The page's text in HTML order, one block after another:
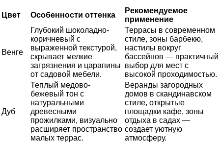
Цвет Особенности оттенка
Рекомендуемое
применение
Венге
Глубокий шоколадно-
коричневый с
выраженной текстурой,
скрывает мелкие
загрязнения и царапины
от садовой мебели.
Террасы в современном
стиле, зоны барбекю,
настилы вокруг
бассейнов — практичный
выбор для мест с
высокой проходимостью.
Дуб
Теплый медово-
бежевый тон с
натуральными
древесными
прожилками, визуально
расширяет пространство
малых террас.
Веранды загородных
домов в скандинавском
стиле, открытые
площадки кафе, зоны
отдыха в садах —
создает уютную
атмосферу.